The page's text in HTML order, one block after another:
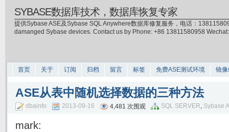
SYBASE数据库技术，数据库恢复专家
提供Sybase ASE及Sybase SQL Anywhere数据库修复服务，电话：
damanged Sybase devices. Contact us by Phone: +86 13811580958
首页 关于 订阅 归档 留言 标签 免费ASE测试环境 镜
ASE从表中随机选择数据的三种方法
dbainfo 2013-09-16 4,481 次围观 SQL SERVER, Sybase
mark: